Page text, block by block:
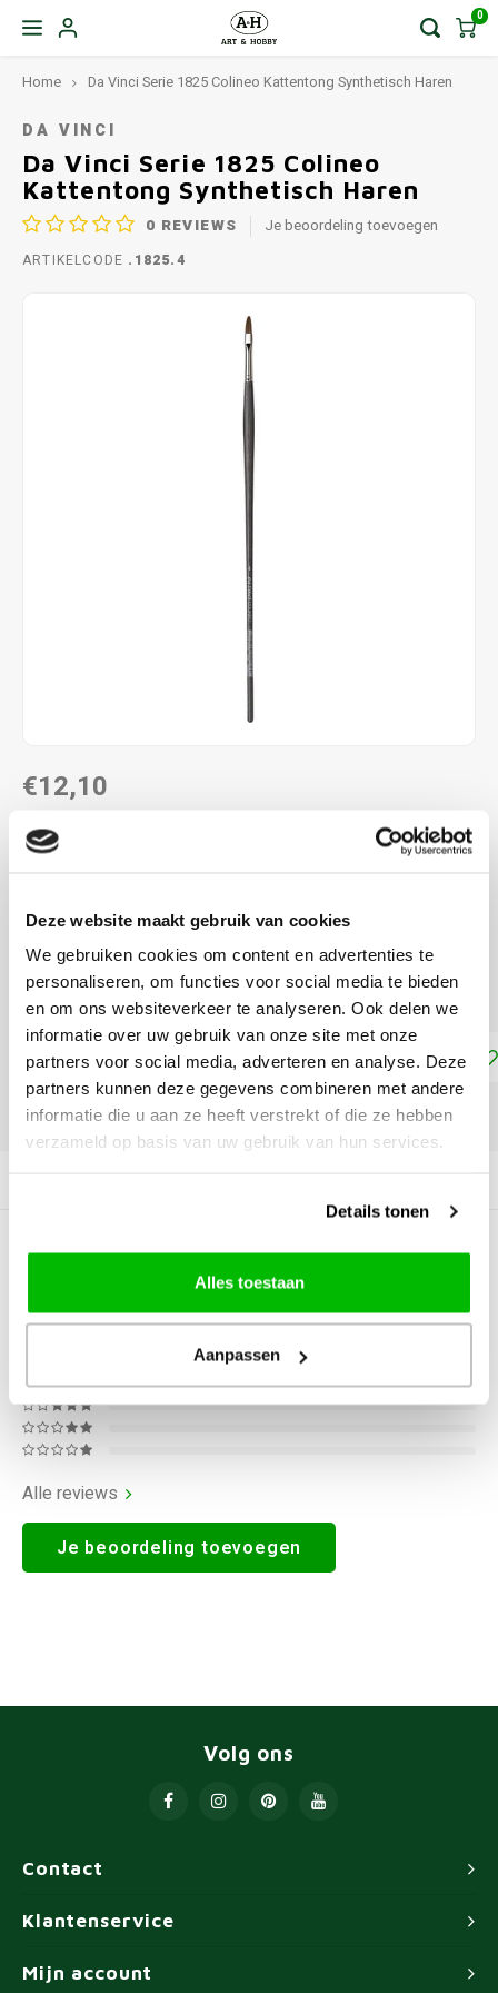
Deze website maakt gebruik van cookies
We gebruiken cookies om content en advertenties te
personaliseren, om functies voor social media te bieden
en om ons websiteverkeer te analyseren. Ook delen we
informatie over uw gebruik van onze site met onze
partners voor social media, adverteren en analyse. Deze
partners kunnen deze gegevens combineren met andere
informatie die u aan ze heeft verstrekt of die ze hebben
verzameld op basis van uw gebruik van hun services.
Details tonen
Alles toestaan
Aanpassen
0
Home Da Vinci Serie 1825 Colineo Kattentong Synthetisch Haren
DA VINCI
Da Vinci Serie 1825 Colineo
Kattentong Synthetisch Haren
0 REVIEWS Je beoordeling toevoegen
ARTIKELCODE .1825.4
€12,10
DIRECT LEVERBAAR
*
Nr. 4 - €12,10
Toevoegen aan winkelwagen
DELEN:
0STERREN OP BASIS VAN0
BEOORDELINGEN
0Reviews
Alle reviews
Je beoordeling toevoegen
Contact
Volg ons
Klantenservice
Mijn account